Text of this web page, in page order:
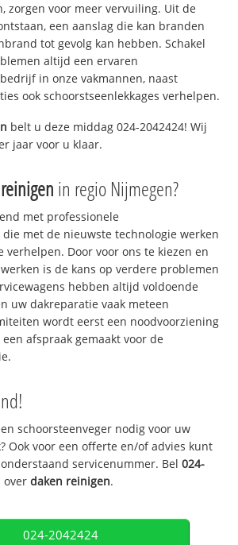
zorgen voor meer vervuiling. Uit de
een aanslag die kan branden
tot gevolg kan hebben. Schakel
altijd een ervaren
in onze vakmannen, naast
ook schoorstseenlekkages verhelpen.
belt u deze middag 024-2042424! Wij
jaar voor u klaar.
in regio Nijmegen?
met professionele
die met de nieuwste technologie werken
verhelpen. Door voor ons te kiezen en
is de kans op verdere problemen
hebben altijd voldoende
uw dakreparatie vaak meteen
wordt eerst een noodvoorziening
afspraak gemaakt voor de
schoorsteenveger nodig voor uw
Ook voor een offerte en/of advies kunt
servicenummer. Bel024-
overdaken reinigen.
024-2042424